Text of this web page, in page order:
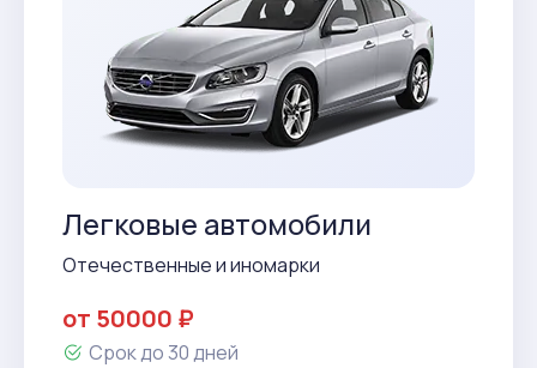
Легковые автомобили
Отечественные и иномарки
от 50000 ₽
Срок до 30 дней